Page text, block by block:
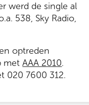
werd de single al
538, Sky Radio,
optreden
metAAA 2010.
020 7600 312.